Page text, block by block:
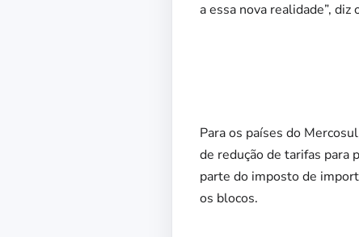
a essa nova realidade”,
Para os países do
de redução de tarifas para
parte do imposto de
os blocos.